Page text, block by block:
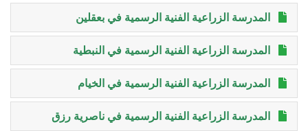
المدرسة الزراعية الفنية الرسمية في بعقلين
المدرسة الزراعية الفنية الرسمية في النبطية
المدرسة الزراعية الفنية الرسمية في الخيام
المدرسة الزراعية الفنية الرسمية في ناصرية رزق